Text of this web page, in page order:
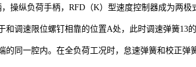
，操纵负荷手柄，RFD（K）型速度控制器成为两
和调速限位螺钉相靠的位置A处，此时调速弹簧13
的同一腔内。在全负荷工况时，怠速弹簧和校正